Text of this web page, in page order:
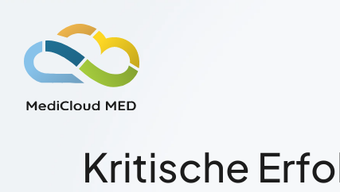
Kritische